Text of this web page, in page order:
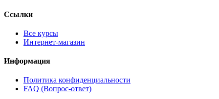
Ссылки
Все курсы
Интернет-магазин
Информация
Политика конфиденциальности
FAQ (Вопрос-ответ)